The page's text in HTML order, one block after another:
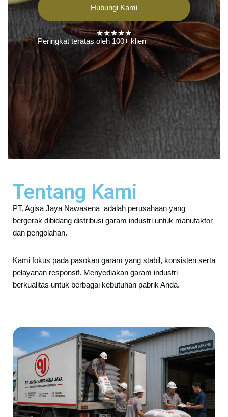
Hubungi Kami
★★★★★
Peringkat teratas oleh 100+ klien
Tentang Kami
PT. Agisa Jaya Nawasena adalah perusahaan yang
bergerak dibidang distribusi garam industri untuk manufaktor
dan pengolahan.
Kami fokus pada pasokan garam yang stabil, konsisten serta
pelayanan responsif. Menyediakan garam industri
berkualitas untuk berbagai kebutuhan pabrik Anda.